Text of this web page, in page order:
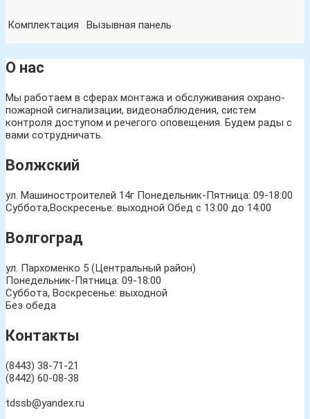
Комплектация Вызывная панель
О нас
Мы работаем в сферах монтажа и обслуживания охрано-
пожарной сигнализации, видеонаблюдения, систем
контроля доступом и речегого оповещения. Будем рады с
вами сотрудничать.
Волжский
ул. Машиностроителей 14г Понедельник-Пятница: 09-18:00
Суббота,Воскресенье: выходной Обед с 13:00 до 14:00
Волгоград
ул. Пархоменко 5 (Центральный район)
Понедельник-Пятница: 09-18:00
Суббота, Воскресенье: выходной
Без обеда
Контакты
(8443) 38-71-21
(8442) 60-08-38
tdssb@yandex.ru